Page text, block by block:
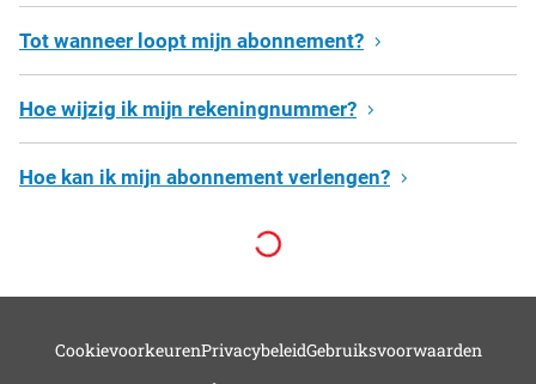
Tot wanneer loopt mijn abonnement?
Hoe wijzig ik mijn rekeningnummer?
Hoe kan ik mijn abonnement verlengen?
CookievoorkeurenPrivacybeleidGebruiksvoorwaarden